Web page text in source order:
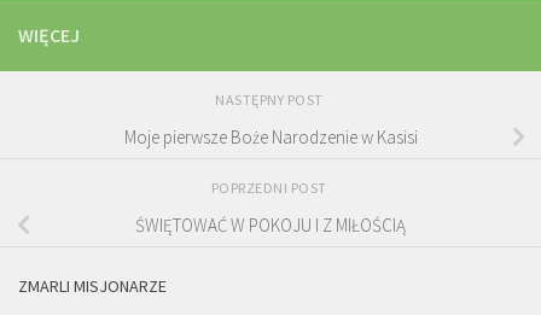
WIĘCEJ
NASTĘPNY POST
Moje pierwsze Boże Narodzenie w Kasisi
POPRZEDNI POST
ŚWIĘTOWAĆ W POKOJU I Z MIŁOŚCIĄ
ZMARLI MISJONARZE